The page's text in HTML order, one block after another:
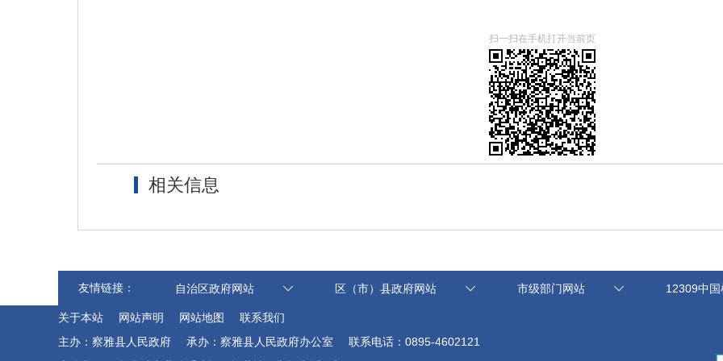
扫一扫在手机打开当前页
相关信息
友情链接： 自治区政府网站 区（市）县政府网站 市级部门网站 12309中
关于本站 网站声明 网站地图
联系我们
主办：察雅县人民政府
承办：察雅县人民政府办公室
联系电话：0895-4602121